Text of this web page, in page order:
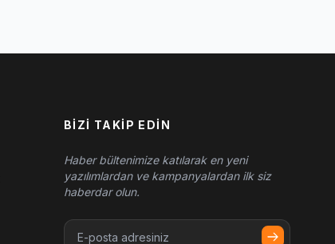
BIZI TAKIP EDIN
Haber bültenimize katılarak en yeni
yazılımlardan ve kampanyalardan ilk siz
haberdar olun.